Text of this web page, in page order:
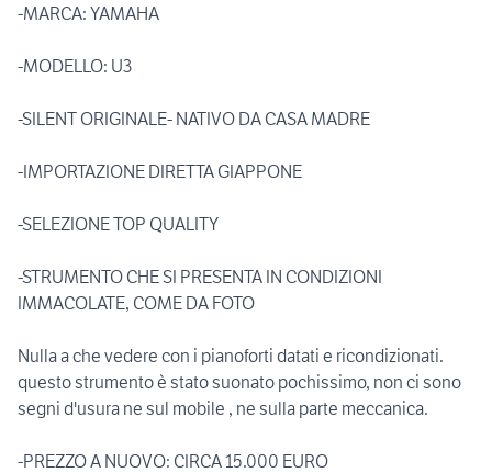
-MARCA: YAMAHA
-MODELLO: U3
-SILENT ORIGINALE- NATIVO DA CASA MADRE
-IMPORTAZIONE DIRETTA GIAPPONE
-SELEZIONE TOP QUALITY
-STRUMENTO CHE SI PRESENTA IN CONDIZIONI
IMMACOLATE, COME DA FOTO
Nulla a che vedere con i pianoforti datati e ricondizionati.
questo strumento è stato suonato pochissimo, non ci sono
segni d'usura ne sul mobile , ne sulla parte meccanica.
-PREZZO A NUOVO: CIRCA 15.000 EURO